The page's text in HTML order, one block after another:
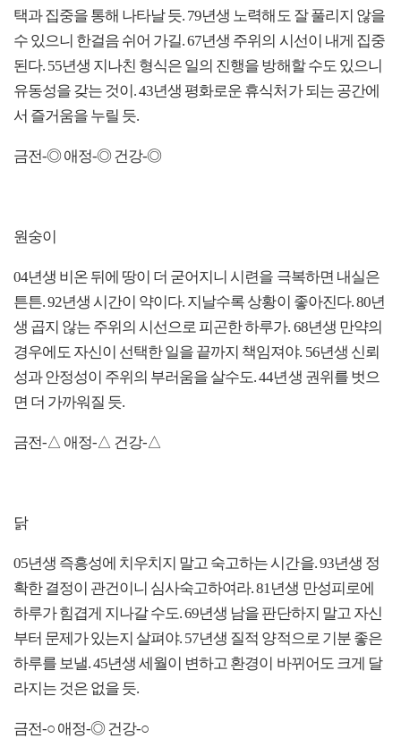
택과 집중을 통해 나타날 듯. 79년생 노력해도 잘 풀리지 않을
수 있으니 한걸음 쉬어 가길. 67년생 주위의 시선이 내게 집중
된다. 55년생 지나친 형식은 일의 진행을 방해할 수도 있으니
유동성을 갖는 것이. 43년생 평화로운 휴식처가 되는 공간에
서 즐거움을 누릴 듯.
금전-◎ 애정-◎ 건강-◎
원숭이
04년생 비온 뒤에 땅이 더 굳어지니 시련을 극복하면 내실은
튼튼. 92년생 시간이 약이다. 지날수록 상황이 좋아진다. 80년
생 곱지 않는 주위의 시선으로 피곤한 하루가. 68년생 만약의
경우에도 자신이 선택한 일을 끝까지 책임져야. 56년생 신뢰
성과 안정성이 주위의 부러움을 살수도. 44년생 권위를 벗으
면 더 가까워질 듯.
금전-△ 애정-△ 건강-△
닭
05년생 즉흥성에 치우치지 말고 숙고하는 시간을. 93년생 정
확한 결정이 관건이니 심사숙고하여라. 81년생 만성피로에
하루가 힘겹게 지나갈 수도. 69년생 남을 판단하지 말고 자신
부터 문제가 있는지 살펴야. 57년생 질적 양적으로 기분 좋은
하루를 보낼. 45년생 세월이 변하고 환경이 바뀌어도 크게 달
라지는 것은 없을 듯.
금전-○ 애정-◎ 건강-○